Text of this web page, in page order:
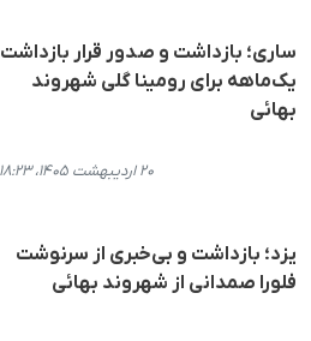
ساری؛ بازداشت و صدور قرار بازداشت
یک‌ماهه برای رومینا گلی شهروند
بهائی
۲۰ اردیبهشت ۱۴۰۵، ۱۸:۲۳
یزد؛ بازداشت و بی‌خبری از سرنوشت
فلورا صمدانی از شهروند بهائی